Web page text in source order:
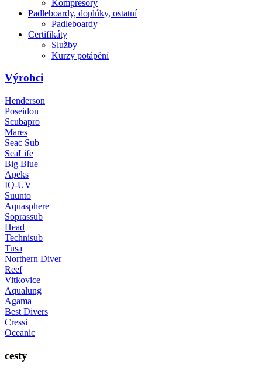
Kompresory
Padleboardy, doplńky, ostatní
Padleboardy
Certifikáty
Služby
Kurzy potápění
Výrobci
Henderson
Poseidon
Scubapro
Mares
Seac Sub
SeaLife
Big Blue
Apeks
IQ-UV
Suunto
Aquasphere
Soprassub
Head
Technisub
Tusa
Northern Diver
Reef
Vitkovice
Aqualung
Agama
Best Divers
Cressi
Oceanic
cesty